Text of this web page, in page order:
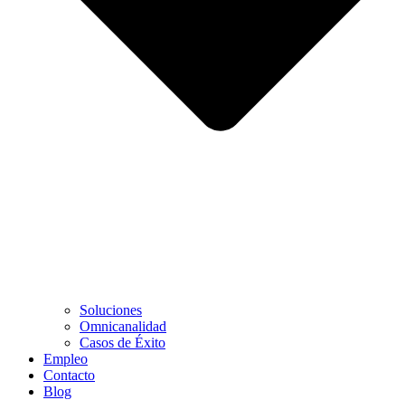
Soluciones
Omnicanalidad
Casos de Éxito
Empleo
Contacto
Blog